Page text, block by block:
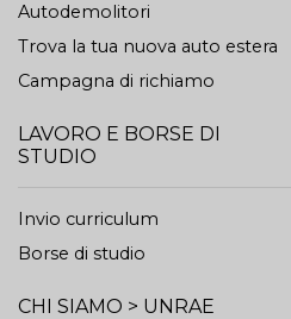
Autodemolitori
Trova la tua nuova auto estera
Campagna di richiamo
LAVORO E BORSE DI
STUDIO
Invio curriculum
Borse di studio
CHI SIAMO > UNRAE